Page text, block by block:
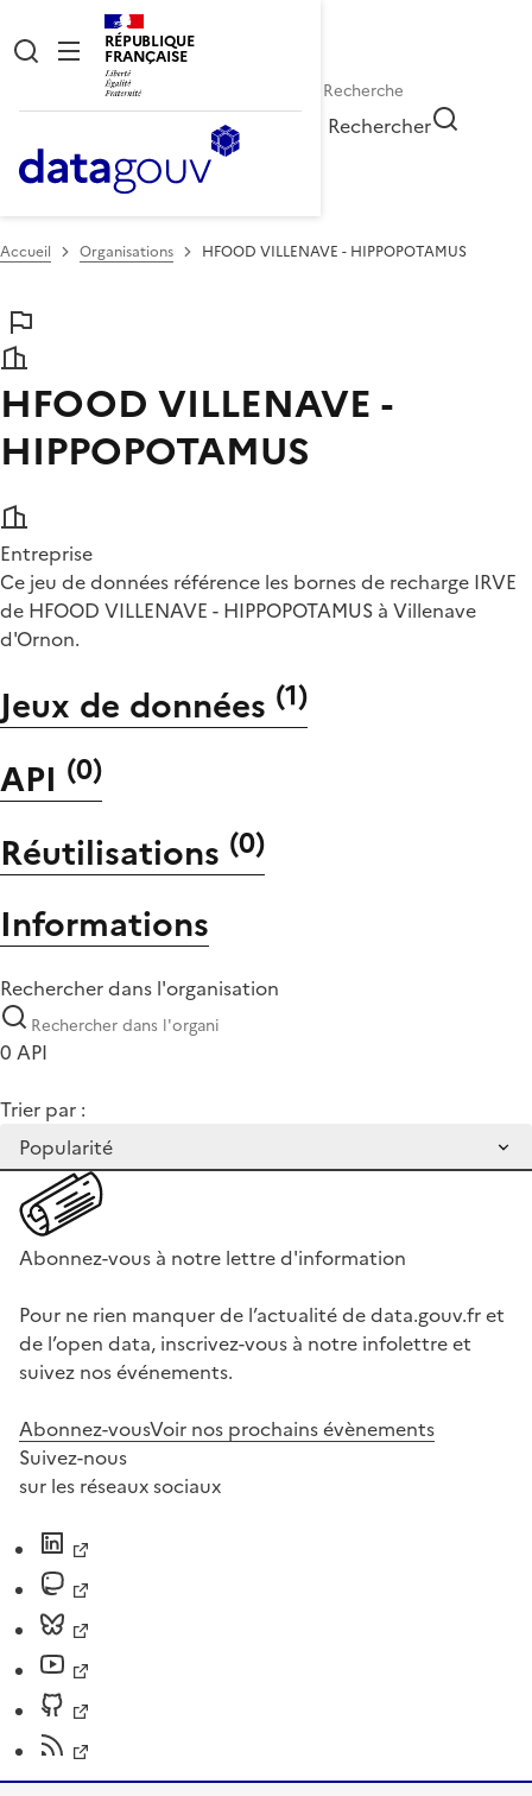
RÉPUBLIQUE
FRANÇAISE
Rechercher
Accueil Organisations HFOOD VILLENAVE - HIPPOPOTAMUS
HFOOD VILLENAVE -
HIPPOPOTAMUS
Entreprise
Ce jeu de données référence les bornes de recharge IRVE
de HFOOD VILLENAVE - HIPPOPOTAMUS à Villenave
d'Ornon.
Jeux de données (1)
API (0)
Réutilisations (0)
Informations
Rechercher dans l'organisation
0 API
Trier par :
Abonnez-vous à notre lettre d'information
Pour ne rien manquer de l’actualité de data.gouv.fr et
de l’open data, inscrivez-vous à notre infolettre et
suivez nos événements.
Abonnez-vousVoir nos prochains évènements
Suivez-nous
sur les réseaux sociaux